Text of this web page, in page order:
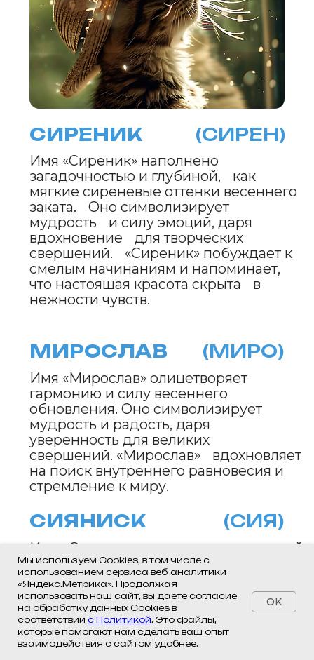
Мы используем Cookies, в том числе с
использованием сервиса веб-аналитики
«Яндекс.Метрика». Продолжая
использовать наш сайт, вы даете согласие
на обработку данных Cookies в
соответствии с Политикой. Это файлы,
которые помогают нам сделать ваш опыт
взаимодействия с сайтом удобнее.
OK